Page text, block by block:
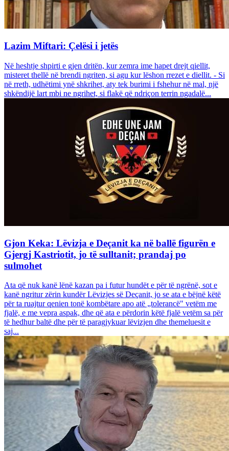
Lazim Miftari: Çelësi i jetës
Në heshtje shpirti e gjen dritën, kur zemra ime hapet drejt qiellit,
misteret thellë në brendi ngriten, si agu kur lëshon rrezet e diellit. - Si
në rreth, udhëtimi ynë shkrihet, aty tek burimi i fshehur në mal, një
shkëndijë lart mbi ne ngrihet, si flakë që ndriçon terrin ngadalë...
Gjon Keka: Lëvizja e Deçanit ka në ballë figurën e
Gjergj Kastriotit, jo të sulltanit; prandaj po
sulmohet
Ata që nuk kanë lënë kazan pa i futur hundët e për të ngrënë, sot e
kanë ngritur zërin kundër Lëvizjes së Deçanit, jo se ata e bëjnë këtë
për ta ruajtur qenien tonë kombëtare apo atë „tolerancë" vetëm me
fjalë, e me vepra aspak, dhe që ata e përdorin këtë fjalë vetëm sa për
të hedhur baltë dhe për të paragjykuar lëvizjen dhe themeluesit e
saj...